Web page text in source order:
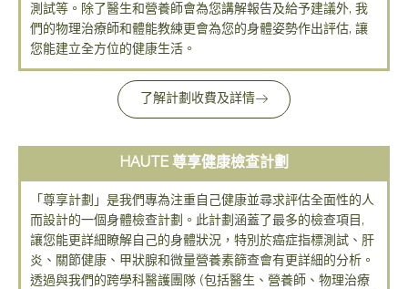
測試等。除了醫生和營養師會為您講解報告及給予建議外, 我
們的物理治療師和體能教練更會為您的身體姿勢作出評估, 讓
您能建立全方位的健康生活。
了解計劃收費及詳情
HAUTE 尊享健康檢查計劃
「尊享計劃」是我們專為注重自己健康並尋求評估全面性的人
而設計的一個身體檢查計劃。此計劃涵蓋了最多的檢查項目,
讓您能更詳細瞭解自己的身體狀況，特別於癌症指標測試、肝
炎、關節健康、甲狀腺和微量營養素篩查會有更詳細的分析。
透過與我們的跨學科醫護團隊 (包括醫生、營養師、物理治療